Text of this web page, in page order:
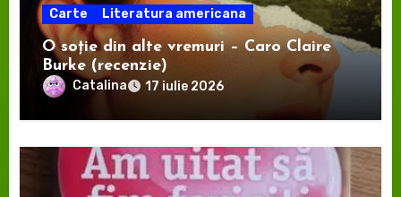
Carte Literatura americana
O soție din alte vremuri – Caro Claire
Burke (recenzie)
Catalina 17 iulie 2026